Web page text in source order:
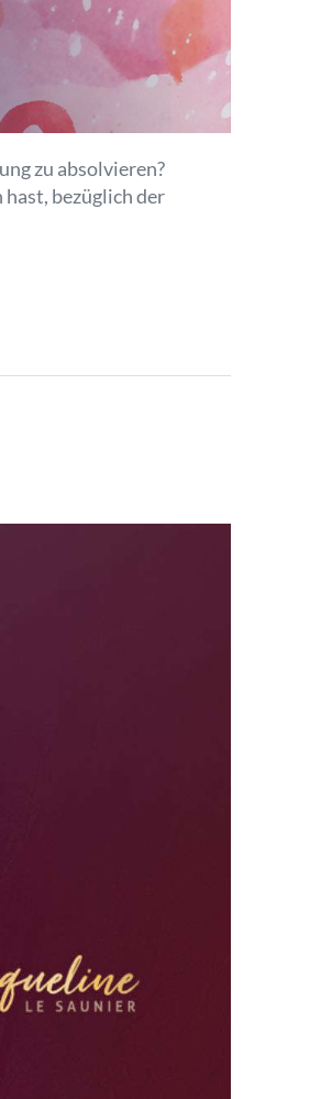
zu absolvieren?
hast, bezüglich der